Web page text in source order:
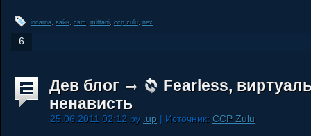
incarna, вайн, csm, mittani, ccp zulu, nex
6
Дев блог
Fearless,
ненависть
25.06.2011 02:12 by .up | Источник: CCP Zulu